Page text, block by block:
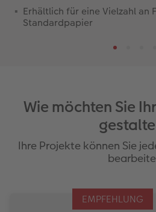
Erhältlich für eine Vielzahl an
Standardpapier
Wie möchten Sie
Ihre Projekte können Sie
EMPFEHLUNG